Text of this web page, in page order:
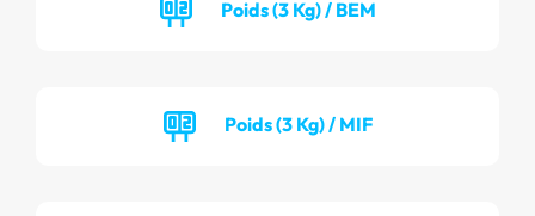
Poids (3 Kg) / BEM
Poids (3 Kg) / MIF